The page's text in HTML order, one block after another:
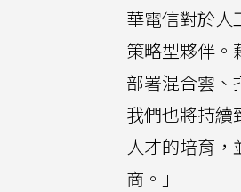
華電信對於人
策略型夥伴。
部署混合雲、
我們也將持續
人才的培育
商。」